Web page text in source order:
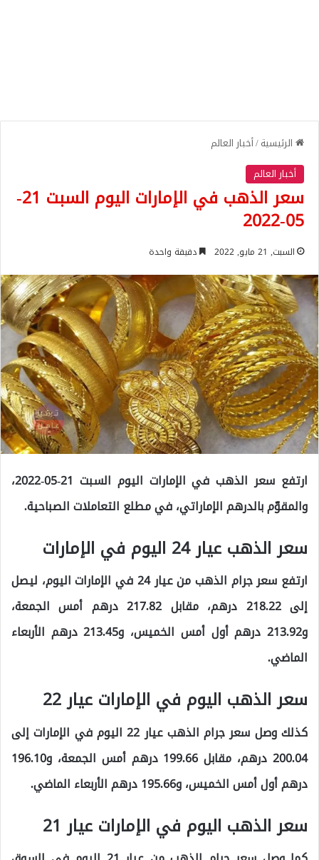
الرئيسية/أخبار العالم
أخبار العالم
سعر الذهب في الإمارات اليوم السبت 21-
05-2022
السبت, 21 مايو, 2022 دقيقة واحدة
ارتفع سعر الذهب في الإمارات اليوم السبت 21-05-2022،
والمقوّم بالدرهم الإماراتي، في مطلع التعاملات الصباحية.
سعر الذهب عيار 24 اليوم في الإمارات
ارتفع سعر جرام الذهب من عيار 24 في الإمارات اليوم، ليصل
إلى 218.22 درهم، مقابل 217.82 درهم أمس الجمعة،
و213.92 درهم أول أمس الخميس، و213.45 درهم الأربعاء
الماضي.
سعر الذهب اليوم في الإمارات عيار 22
كذلك وصل سعر جرام الذهب عيار 22 اليوم في الإمارات إلى
200.04 درهم، مقابل 199.66 درهم أمس الجمعة، و196.10
درهم أول أمس الخميس، و195.66 درهم الأربعاء الماضي.
سعر الذهب اليوم في الإمارات عيار 21